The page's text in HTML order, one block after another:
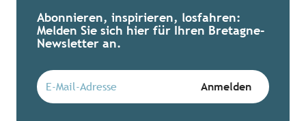
Abonnieren, inspirieren, losfahren:
Melden Sie sich hier für Ihren Bretagne-
Newsletter an.